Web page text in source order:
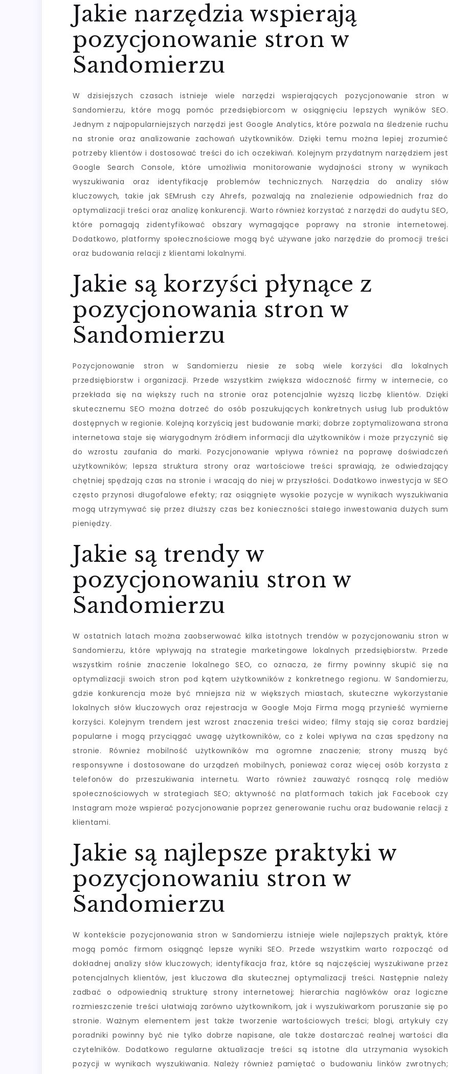
Jakie narzędzia wspierają
pozycjonowanie stron w
Sandomierzu
W dzisiejszych czasach istnieje wiele narzędzi wspierających pozycjonowanie stron w
Sandomierzu, które mogą pomóc przedsiębiorcom w osiągnięciu lepszych wyników SEO.
Jednym z najpopularniejszych narzędzi jest Google Analytics, które pozwala na śledzenie ruchu
na stronie oraz analizowanie zachowań użytkowników. Dzięki temu można lepiej zrozumieć
potrzeby klientów i dostosować treści do ich oczekiwań. Kolejnym przydatnym narzędziem jest
Google Search Console, które umożliwia monitorowanie wydajności strony w wynikach
wyszukiwania oraz identyfikację problemów technicznych. Narzędzia do analizy słów
kluczowych, takie jak SEMrush czy Ahrefs, pozwalają na znalezienie odpowiednich fraz do
optymalizacji treści oraz analizę konkurencji. Warto również korzystać z narzędzi do audytu SEO,
które pomagają zidentyfikować obszary wymagające poprawy na stronie internetowej.
Dodatkowo, platformy społecznościowe mogą być używane jako narzędzie do promocji treści
oraz budowania relacji z klientami lokalnymi.
Jakie są korzyści płynące z
pozycjonowania stron w
Sandomierzu
Pozycjonowanie stron w Sandomierzu niesie ze sobą wiele korzyści dla lokalnych
przedsiębiorstw i organizacji. Przede wszystkim zwiększa widoczność firmy w internecie, co
przekłada się na większy ruch na stronie oraz potencjalnie wyższą liczbę klientów. Dzięki
skutecznemu SEO można dotrzeć do osób poszukujących konkretnych usług lub produktów
dostępnych w regionie. Kolejną korzyścią jest budowanie marki; dobrze zoptymalizowana strona
internetowa staje się wiarygodnym źródłem informacji dla użytkowników i może przyczynić się
do wzrostu zaufania do marki. Pozycjonowanie wpływa również na poprawę doświadczeń
użytkowników; lepsza struktura strony oraz wartościowe treści sprawiają, że odwiedzający
chętniej spędzają czas na stronie i wracają do niej w przyszłości. Dodatkowo inwestycja w SEO
często przynosi długofalowe efekty; raz osiągnięte wysokie pozycje w wynikach wyszukiwania
mogą utrzymywać się przez dłuższy czas bez konieczności stałego inwestowania dużych sum
pieniędzy.
Jakie są trendy w
pozycjonowaniu stron w
Sandomierzu
W ostatnich latach można zaobserwować kilka istotnych trendów w pozycjonowaniu stron w
Sandomierzu, które wpływają na strategie marketingowe lokalnych przedsiębiorstw. Przede
wszystkim rośnie znaczenie lokalnego SEO, co oznacza, że firmy powinny skupić się na
optymalizacji swoich stron pod kątem użytkowników z konkretnego regionu. W Sandomierzu,
gdzie konkurencja może być mniejsza niż w większych miastach, skuteczne wykorzystanie
lokalnych słów kluczowych oraz rejestracja w Google Moja Firma mogą przynieść wymierne
korzyści. Kolejnym trendem jest wzrost znaczenia treści wideo; filmy stają się coraz bardziej
popularne i mogą przyciągać uwagę użytkowników, co z kolei wpływa na czas spędzony na
stronie. Również mobilność użytkowników ma ogromne znaczenie; strony muszą być
responsywne i dostosowane do urządzeń mobilnych, ponieważ coraz więcej osób korzysta z
telefonów do przeszukiwania internetu. Warto również zauważyć rosnącą rolę mediów
społecznościowych w strategiach SEO; aktywność na platformach takich jak Facebook czy
Instagram może wspierać pozycjonowanie poprzez generowanie ruchu oraz budowanie relacji z
klientami.
Jakie są najlepsze praktyki w
pozycjonowaniu stron w
Sandomierzu
W kontekście pozycjonowania stron w Sandomierzu istnieje wiele najlepszych praktyk, które
mogą pomóc firmom osiągnąć lepsze wyniki SEO. Przede wszystkim warto rozpocząć od
dokładnej analizy słów kluczowych; identyfikacja fraz, które są najczęściej wyszukiwane przez
potencjalnych klientów, jest kluczowa dla skutecznej optymalizacji treści. Następnie należy
zadbać o odpowiednią strukturę strony internetowej; hierarchia nagłówków oraz logiczne
rozmieszczenie treści ułatwiają zarówno użytkownikom, jak i wyszukiwarkom poruszanie się po
stronie. Ważnym elementem jest także tworzenie wartościowych treści; blogi, artykuły czy
poradniki powinny być nie tylko dobrze napisane, ale także dostarczać realnej wartości dla
czytelników. Dodatkowo regularne aktualizacje treści są istotne dla utrzymania wysokich
pozycji w wynikach wyszukiwania. Należy również pamiętać o budowaniu linków zwrotnych;